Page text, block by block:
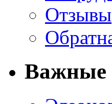
Отзывы
Важные